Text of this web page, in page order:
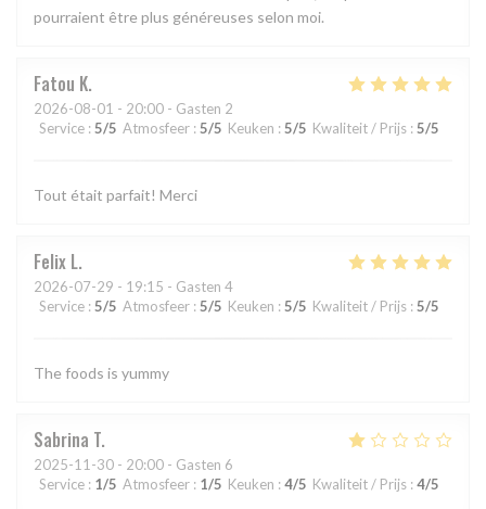
pourraient être plus généreuses selon moi.
Fatou K
2026-08-01 - 20:00 - Gasten 2
Service : 5/5 Atmosfeer : 5/5 Keuken : 5/5 Kwaliteit / Prijs : 5/5
Tout était parfait! Merci
Felix L
2026-07-29 - 19:15 - Gasten 4
Service : 5/5 Atmosfeer : 5/5 Keuken : 5/5 Kwaliteit / Prijs : 5/5
The foods is yummy
Sabrina T
2025-11-30 - 20:00 - Gasten 6
Service : 1/5 Atmosfeer : 1/5 Keuken : 4/5 Kwaliteit / Prijs : 4/5